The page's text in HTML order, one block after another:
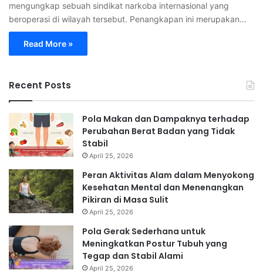
mengungkap sebuah sindikat narkoba internasional yang
beroperasi di wilayah tersebut. Penangkapan ini merupakan…
Read More »
Recent Posts
Pola Makan dan Dampaknya terhadap
Perubahan Berat Badan yang Tidak
Stabil
April 25, 2026
Peran Aktivitas Alam dalam Menyokong
Kesehatan Mental dan Menenangkan
Pikiran di Masa Sulit
April 25, 2026
Pola Gerak Sederhana untuk
Meningkatkan Postur Tubuh yang
Tegap dan Stabil Alami
April 25, 2026